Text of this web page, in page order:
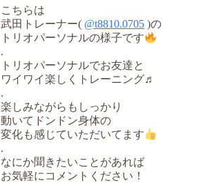
こちらは
武田トレーナー( @t8810.0705 )の
トリオパーソナルの様子です
.
トリオパーソナルでお友達と
ワイワイ楽しくトレーニング♬
.
楽しみながらもしっかり
動いてドンドン身体の
変化も感じていただいてます
.
なにか聞きたいことがあれば
お気軽にコメントください！